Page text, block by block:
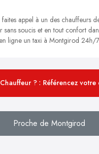
appel à un des chauffeurs
sans soucis et en tout confort
ligne un taxi à Montgirod 24h/
? : Référencez votre
Proche de Montgirod